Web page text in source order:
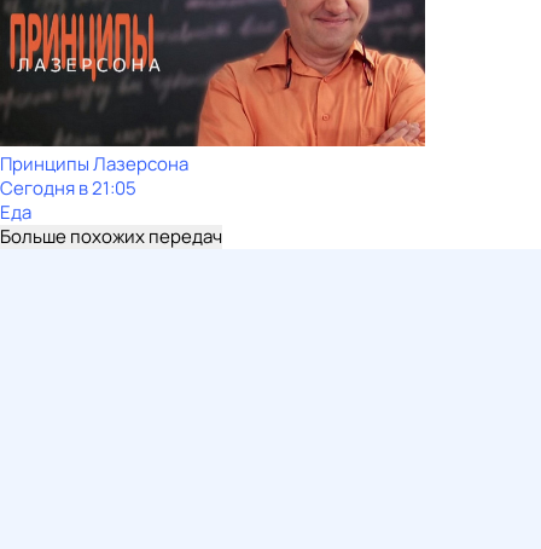
Принципы Лазерсона
Сегодня в 21:05
Еда
Больше похожих передач